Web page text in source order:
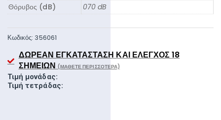
Θόρυβος (dB)
070 dB
Κωδικός: 356061
ΔΩΡΕΆΝ ΕΓΚΑΤΆΣΤΑΣΗ ΚΑΙ ΈΛΕΓΧΟΣ 18
ΣΗΜΕΊΩΝ (ΜΆΘΕΤΕ ΠΕΡΙΣΣΌΤΕΡΑ)
Τιμή μονάδας:
Τιμή τετράδας: